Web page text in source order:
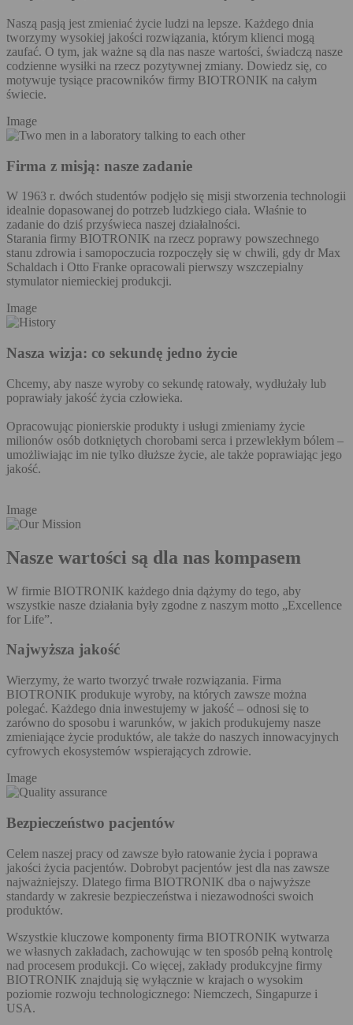
Naszą pasją jest zmieniać życie ludzi na lepsze. Każdego dnia
tworzymy wysokiej jakości rozwiązania, którym klienci mogą
zaufać. O tym, jak ważne są dla nas nasze wartości, świadczą nasze
codzienne wysiłki na rzecz pozytywnej zmiany. Dowiedz się, co
motywuje tysiące pracowników firmy BIOTRONIK na całym
świecie.
Image
Firma z misją: nasze zadanie
W 1963 r. dwóch studentów podjęło się misji stworzenia technologii
idealnie dopasowanej do potrzeb ludzkiego ciała. Właśnie to
zadanie do dziś przyświeca naszej działalności.
Starania firmy BIOTRONIK na rzecz poprawy powszechnego
stanu zdrowia i samopoczucia rozpoczęły się w chwili, gdy dr Max
Schaldach i Otto Franke opracowali pierwszy wszczepialny
stymulator niemieckiej produkcji.
Image
Nasza wizja: co sekundę jedno życie
Chcemy, aby nasze wyroby co sekundę ratowały, wydłużały lub
poprawiały jakość życia człowieka.
Opracowując pionierskie produkty i usługi zmieniamy życie
milionów osób dotkniętych chorobami serca i przewlekłym bólem –
umożliwiając im nie tylko dłuższe życie, ale także poprawiając jego
jakość.
Image
Nasze wartości są dla nas kompasem
W firmie BIOTRONIK każdego dnia dążymy do tego, aby
wszystkie nasze działania były zgodne z naszym motto „Excellence
for Life”.
Najwyższa jakość
Wierzymy, że warto tworzyć trwałe rozwiązania. Firma
BIOTRONIK produkuje wyroby, na których zawsze można
polegać. Każdego dnia inwestujemy w jakość – odnosi się to
zarówno do sposobu i warunków, w jakich produkujemy nasze
zmieniające życie produktów, ale także do naszych innowacyjnych
cyfrowych ekosystemów wspierających zdrowie.
Image
Bezpieczeństwo pacjentów
Celem naszej pracy od zawsze było ratowanie życia i poprawa
jakości życia pacjentów. Dobrobyt pacjentów jest dla nas zawsze
najważniejszy. Dlatego firma BIOTRONIK dba o najwyższe
standardy w zakresie bezpieczeństwa i niezawodności swoich
produktów.
Wszystkie kluczowe komponenty firma BIOTRONIK wytwarza
we własnych zakładach, zachowując w ten sposób pełną kontrolę
nad procesem produkcji. Co więcej, zakłady produkcyjne firmy
BIOTRONIK znajdują się wyłącznie w krajach o wysokim
poziomie rozwoju technologicznego: Niemczech, Singapurze i
USA.